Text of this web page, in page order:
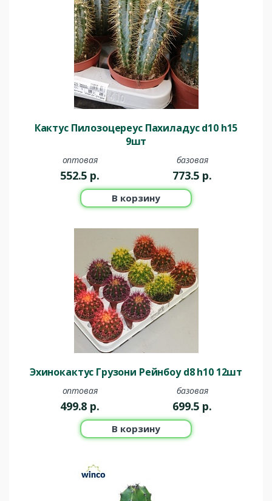
Кактус Пилозоцереус Пахиладус d10 h15
9шт
оптовая
552.5 р.
базовая
773.5 р.
В корзину
Эхинокактус Грузони Рейнбоу d8 h10 12шт
оптовая
499.8 р.
базовая
699.5 р.
В корзину